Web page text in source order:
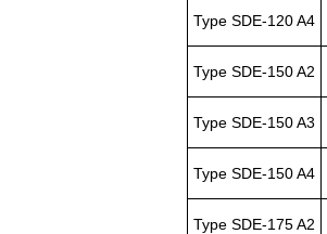
Type SDE-120 A4
Type SDE-150 A2
Type SDE-150 A3
Type SDE-150 A4
Type SDE-175 A2